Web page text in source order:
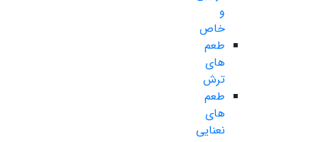
و
خاص
طعم
های
ترش
طعم
های
نعنایی